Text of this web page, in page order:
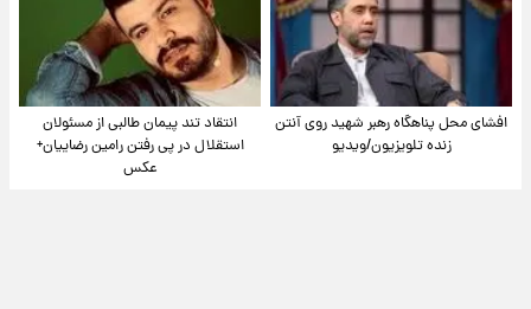
افشای محل پناهگاه‌ رهبر شهید روی آنتن
زنده تلویزیون/ویدیو
انتقاد تند پیمان طالبی از مسئولان
استقلال در پی رفتن رامین رضاییان+
عکس